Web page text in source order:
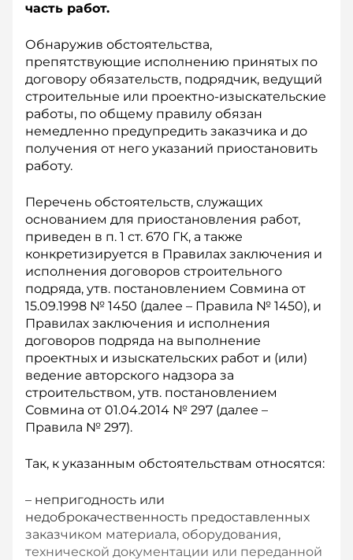
часть работ.
Обнаружив обстоятельства,
препятствующие исполнению принятых по
договору обязательств, подрядчик, ведущий
строительные или проектно-изыскательские
работы, по общему правилу обязан
немедленно предупредить заказчика и до
получения от него указаний приостановить
работу.
Перечень обстоятельств, служащих
основанием для приостановления работ,
приведен в п. 1 ст. 670 ГК, а также
конкретизируется в Правилах заключения и
исполнения договоров строительного
подряда, утв. постановлением Совмина от
15.09.1998 № 1450 (далее – Правила № 1450), и
Правилах заключения и исполнения
договоров подряда на выполнение
проектных и изыскательских работ и (или)
ведение авторского надзора за
строительством, утв. постановлением
Совмина от 01.04.2014 № 297 (далее –
Правила № 297).
Так, к указанным обстоятельствам относятся:
– непригодность или
недоброкачественность предоставленных
заказчиком материала, оборудования,
технической документации или переданной